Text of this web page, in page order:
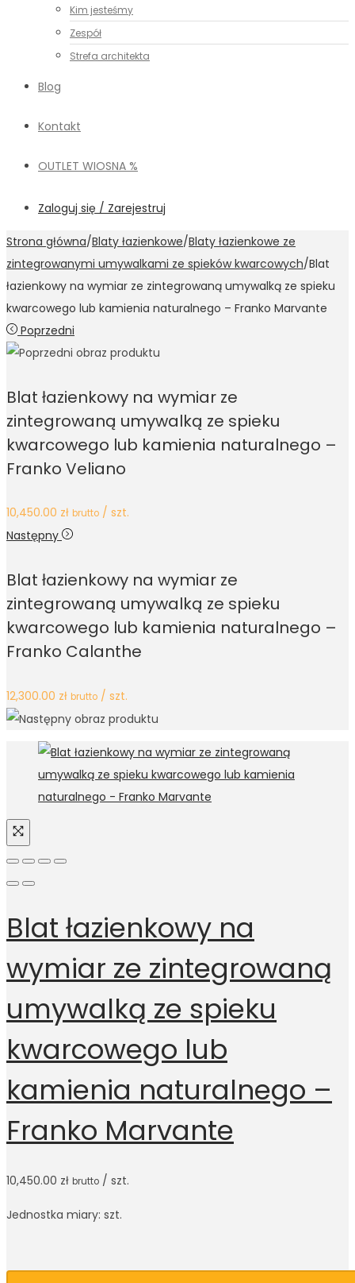
Kim jesteśmy
Zespół
Strefa architekta
Blog
Kontakt
OUTLET WIOSNA %
Zaloguj się / Zarejestruj
Strona główna/Blaty łazienkowe/Blaty łazienkowe ze
zintegrowanymi umywalkami ze spieków kwarcowych/Blat
łazienkowy na wymiar ze zintegrowaną umywalką ze spieku
kwarcowego lub kamienia naturalnego – Franko Marvante
Poprzedni
Blat łazienkowy na wymiar ze
zintegrowaną umywalką ze spieku
kwarcowego lub kamienia naturalnego –
Franko Veliano
10,450.00 zł brutto / szt.
Następny
Blat łazienkowy na wymiar ze
zintegrowaną umywalką ze spieku
kwarcowego lub kamienia naturalnego –
Franko Calanthe
12,300.00 zł brutto / szt.
Blat łazienkowy na
wymiar ze zintegrowaną
umywalką ze spieku
kwarcowego lub
kamienia naturalnego –
Franko Marvante
10,450.00 zł brutto / szt.
Jednostka miary: szt.